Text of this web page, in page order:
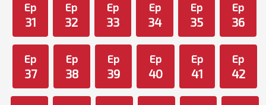
Ep
31
Ep
32
Ep
33
Ep
34
Ep
35
Ep
36
Ep
37
Ep
38
Ep
39
Ep
40
Ep
41
Ep
42